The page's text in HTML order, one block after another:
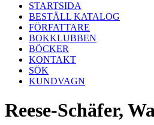
STARTSIDA
BESTÄLL KATALOG
FÖRFATTARE
BOKKLUBBEN
BÖCKER
KONTAKT
SÖK
KUNDVAGN
Reese-Schäfer,